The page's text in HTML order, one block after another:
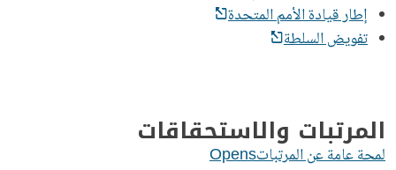
إطار قيادة الأمم المتحدة
تفويض السلطة
المرتبات والاستحقاقات
لمحة عامة عن المرتباتOpens